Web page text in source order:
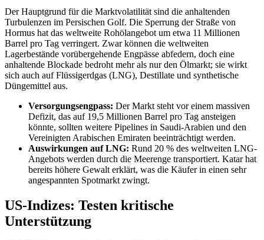
Der Hauptgrund für die Marktvolatilität sind die anhaltenden
Turbulenzen im Persischen Golf. Die Sperrung der Straße von
Hormus hat das weltweite Rohölangebot um etwa 11 Millionen
Barrel pro Tag verringert. Zwar können die weltweiten
Lagerbestände vorübergehende Engpässe abfedern, doch eine
anhaltende Blockade bedroht mehr als nur den Ölmarkt; sie wirkt
sich auch auf Flüssigerdgas (LNG), Destillate und synthetische
Düngemittel aus.
Versorgungsengpass: Der Markt steht vor einem massiven
Defizit, das auf 19,5 Millionen Barrel pro Tag ansteigen
könnte, sollten weitere Pipelines in Saudi-Arabien und den
Vereinigten Arabischen Emiraten beeinträchtigt werden.
Auswirkungen auf LNG: Rund 20 % des weltweiten LNG-
Angebots werden durch die Meerenge transportiert. Katar hat
bereits höhere Gewalt erklärt, was die Käufer in einen sehr
angespannten Spotmarkt zwingt.
US-Indizes: Testen kritische
Unterstützung